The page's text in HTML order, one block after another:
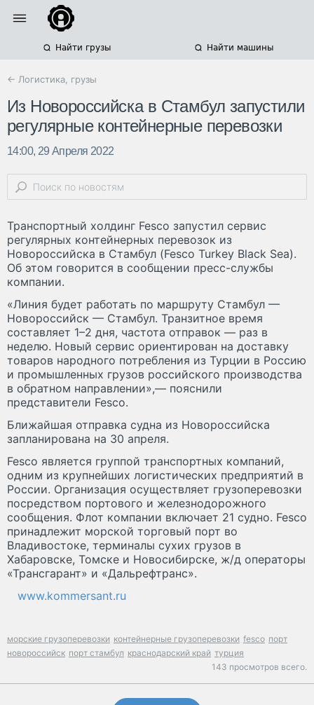
Найти грузы Найти машины
← Логистика, грузы
Из Новороссийска в Стамбул запустили
регулярные контейнерные перевозки
14:00, 29 Апреля 2022
Транспортный холдинг Fesco запустил сервис
регулярных контейнерных перевозок из
Новороссийска в Стамбул (Fesco Turkey Black Sea).
Об этом говорится в сообщении пресс-службы
компании.
«Линия будет работать по маршруту Стамбул —
Новороссийск — Стамбул. Транзитное время
составляет 1–2 дня, частота отправок — раз в
неделю. Новый сервис ориентирован на доставку
товаров народного потребления из Турции в Россию
и промышленных грузов российского производства
в обратном направлении»,— пояснили
представители Fesco.
Ближайшая отправка судна из Новороссийска
запланирована на 30 апреля.
Fesco является группой транспортных компаний,
одним из крупнейших логистических предприятий в
России. Организация осуществляет грузоперевозки
посредством портового и железнодорожного
сообщения. Флот компании включает 21 судно. Fesco
принадлежит морской торговый порт во
Владивостоке, терминалы сухих грузов в
Хабаровске, Томске и Новосибирске, ж/д операторы
«Трансгарант» и «Дальрефтранс».
www.kommersant.ru
морские грузоперевозки контейнерные грузоперевозки fesco порт
новороссийск порт стамбул краснодарский край турция
143 просмотров всего.